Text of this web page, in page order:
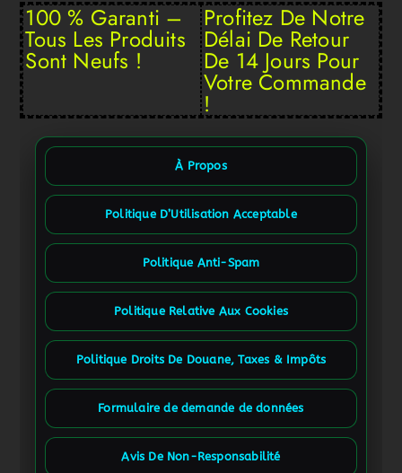
100 % Garanti –
Tous Les Produits
Sont Neufs !
Profitez De Notre
Délai De Retour
De 14 Jours Pour
Votre Commande
!
À Propos
Politique D’Utilisation Acceptable
Politique Anti-Spam
Politique Relative Aux Cookies
Politique Droits De Douane, Taxes & Impôts
Formulaire de demande de données
Avis De Non-Responsabilité